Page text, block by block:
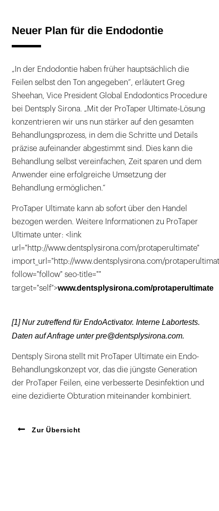
Neuer Plan für die Endodontie
„In der Endodontie haben früher hauptsächlich die
Feilen selbst den Ton angegeben“, erläutert Greg
Sheehan, Vice President Global Endodontics Procedure
bei Dentsply Sirona. „Mit der ProTaper Ultimate-Lösung
konzentrieren wir uns nun stärker auf den gesamten
Behandlungsprozess, in dem die Schritte und Details
präzise aufeinander abgestimmt sind. Dies kann die
Behandlung selbst vereinfachen, Zeit sparen und dem
Anwender eine erfolgreiche Umsetzung der
Behandlung ermöglichen.“
ProTaper Ultimate kann ab sofort über den Handel
bezogen werden. Weitere Informationen zu ProTaper
Ultimate unter: <link
url="http://www.dentsplysirona.com/protaperultimate"
import_url="http://www.dentsplysirona.com/
follow="follow" seo-title=""
target="self">www.dentsplysirona.com/protaperultimate
[1] Nur zutreffend für EndoActivator. Interne Labortests.
Daten auf Anfrage unter pre@dentsplysirona.com.
Dentsply Sirona stellt mit ProTaper Ultimate ein Endo-
Behandlungskonzept vor, das die jüngste Generation
der ProTaper Feilen, eine verbesserte Desinfektion und
eine dezidierte Obturation miteinander kombiniert.
Zur Übersicht